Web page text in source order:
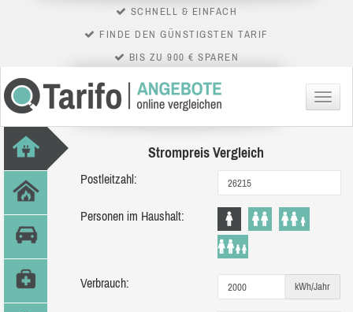
SCHNELL & EINFACH
FINDE DEN GÜNSTIGSTEN TARIF
BIS ZU 900 € SPAREN
Menü
Strompreis Vergleich
Postleitzahl:
Personen im Haushalt:
Verbrauch: kWh/Jahr